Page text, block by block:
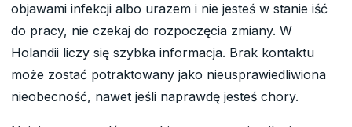
objawami infekcji albo urazem i nie jesteś w stanie iść
do pracy, nie czekaj do rozpoczęcia zmiany. W
Holandii liczy się szybka informacja. Brak kontaktu
może zostać potraktowany jako nieusprawiedliwiona
nieobecność, nawet jeśli naprawdę jesteś chory.